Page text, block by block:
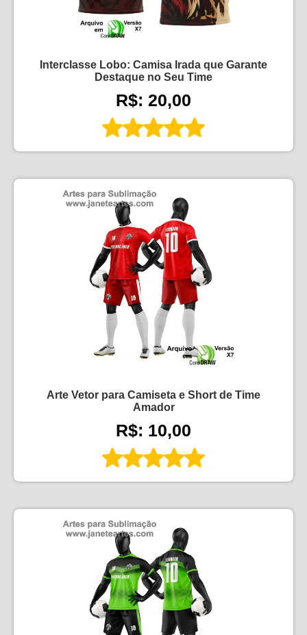
Interclasse Lobo: Camisa Irada que Garante
Destaque no Seu Time
R$: 20,00
Arte Vetor para Camiseta e Short de Time
Amador
R$: 10,00